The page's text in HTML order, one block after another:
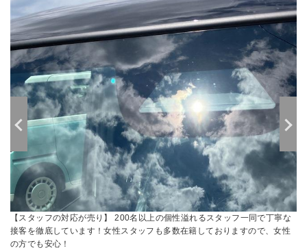
【スタッフの対応が売り】 200名以上の個性溢れるスタッフ一同で丁寧な
接客を徹底しています！女性スタッフも多数在籍しておりますので、女性
の方でも安心！